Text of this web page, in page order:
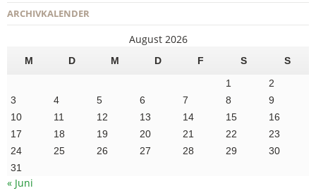
ARCHIVKALENDER
August 2026
M D M D F S
S
1
2
3
4 5 6 7 8
9
10
11 12 13 14 15
16
17
18 19 20 21 22
23
24
25 26 27 28 29
30
31
« Juni